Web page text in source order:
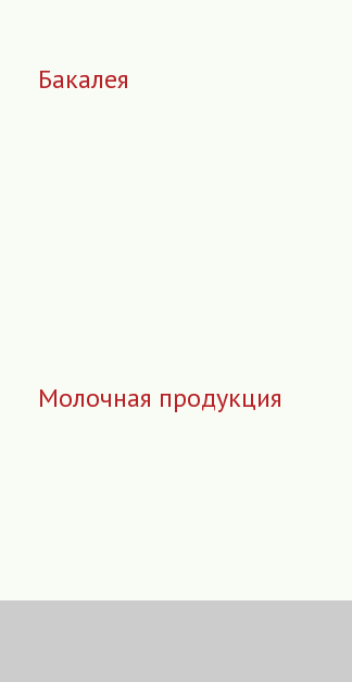
Бакалея
Молочная продукция